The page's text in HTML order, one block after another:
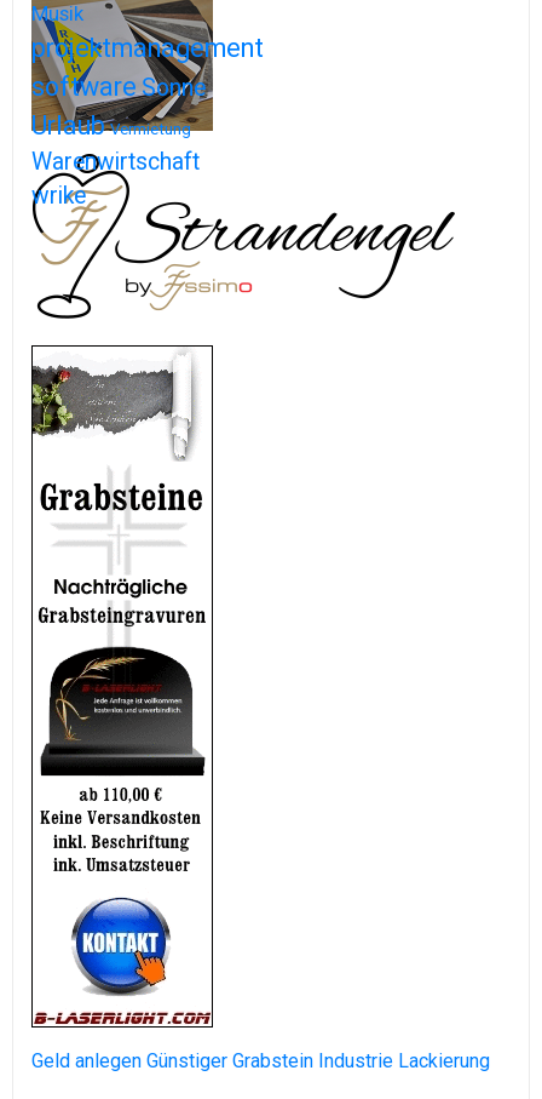
Musik
projektmanagement
softwareSonne
Urlaub Vermietung
Warenwirtschaft
wrike
Geld anlegen Günstiger Grabstein Industrie Lackierung